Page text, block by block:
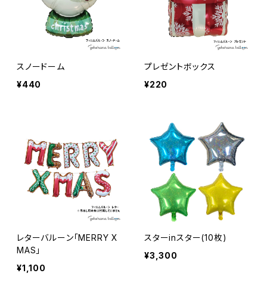
スノードーム
¥440
プレゼントボックス
¥220
レターバルーン｢MERRY X
MAS｣
¥1,100
スターinスター(10枚)
¥3,300